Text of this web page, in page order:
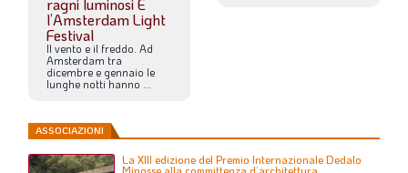
ragni luminosi È
l’Amsterdam Light
Festival
Il vento e il freddo. Ad
Amsterdam tra
dicembre e gennaio le
lunghe notti hanno
ASSOCIAZIONI
La XIII edizione del Premio Internazionale Dedalo